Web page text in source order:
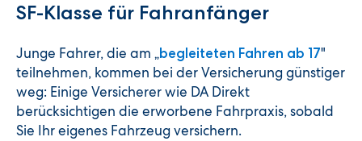
SF-Klasse für Fahranfänger
Junge Fahrer, die am „begleiteten Fahren ab 17"
teilnehmen, kommen bei der Versicherung günstiger
weg: Einige Versicherer wie DA Direkt
berücksichtigen die erworbene Fahrpraxis, sobald
Sie Ihr eigenes Fahrzeug versichern.